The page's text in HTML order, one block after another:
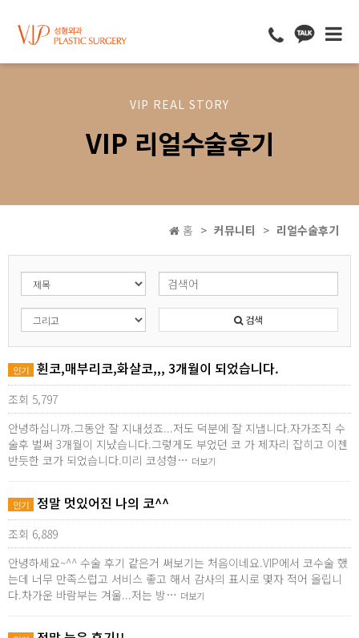
VIP REAL STORY
VIP 리얼수술후기
홈 커뮤니티 리얼수술후기
검색
인기 휜코,매부리코,화살코,,, 3개월이 되었습니다.
조회 5,797
안녕하십니까.그동안 잘 지내셨죠...저도 덕분에 잘 지냅니다.자가조직 수
술후 벌써 3개월이 지났습니다.그렇게도 부었던 코 가 제자리 잡히고 이젠
반듯한 코가 되었습니다.미리 코성형… 더보기
인기 정말 멋있어진 나의 코^^
조회 6,889
안녕하세요~^^ 수술 후기 같은거 써보기는 처음이네요.VIP에서 코수술 했
는데 너무 만족스럽고 서비스 좋고 해서 감사의 표시로 몇자 적어 올립니
다.차가운 바람부는 겨울...저는 방… 더보기